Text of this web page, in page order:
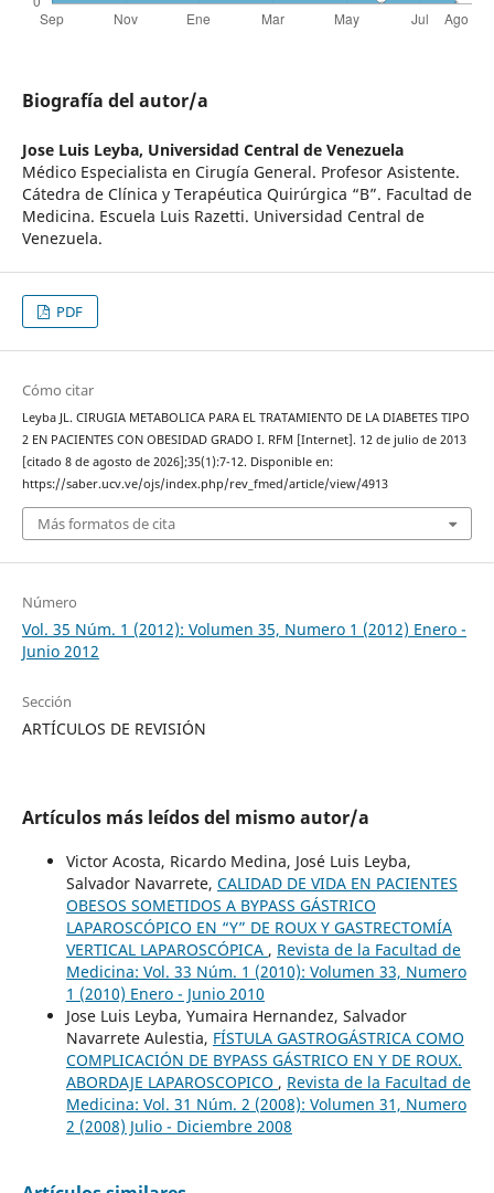
Biografía del autor/a
Jose Luis Leyba, Universidad Central de Venezuela
Médico Especialista en Cirugía General. Profesor Asistente.
Cátedra de Clínica y Terapéutica Quirúrgica “B”. Facultad de
Medicina. Escuela Luis Razetti. Universidad Central de
Venezuela.
PDF
Cómo citar
Leyba JL. CIRUGIA METABOLICA PARA EL TRATAMIENTO DE LA DIABETES TIPO
2 EN PACIENTES CON OBESIDAD GRADO I. RFM [Internet]. 12 de julio de 2013
[citado 8 de agosto de 2026];35(1):7-12. Disponible en:
https://saber.ucv.ve/ojs/index.php/rev_fmed/article/view/4913
Más formatos de cita
Número
Vol. 35 Núm. 1 (2012): Volumen 35, Numero 1 (2012) Enero -
Junio 2012
Sección
ARTÍCULOS DE REVISIÓN
Artículos más leídos del mismo autor/a
Victor Acosta, Ricardo Medina, José Luis Leyba,
Salvador Navarrete, CALIDAD DE VIDA EN PACIENTES
OBESOS SOMETIDOS A BYPASS GÁSTRICO
LAPAROSCÓPICO EN “Y” DE ROUX Y GASTRECTOMÍA
VERTICAL LAPAROSCÓPICA , Revista de la Facultad de
Medicina: Vol. 33 Núm. 1 (2010): Volumen 33, Numero
1 (2010) Enero - Junio 2010
Jose Luis Leyba, Yumaira Hernandez, Salvador
Navarrete Aulestia, FÍSTULA GASTROGÁSTRICA COMO
COMPLICACIÓN DE BYPASS GÁSTRICO EN Y DE ROUX.
ABORDAJE LAPAROSCOPICO , Revista de la Facultad de
Medicina: Vol. 31 Núm. 2 (2008): Volumen 31, Numero
2 (2008) Julio - Diciembre 2008